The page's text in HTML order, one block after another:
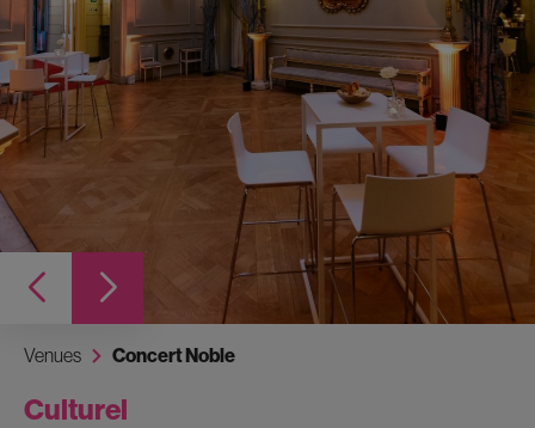
Venues Concert Noble
Culturel